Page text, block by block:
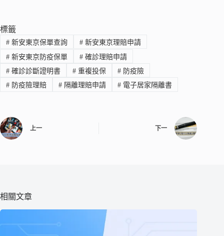
標籤
#新安東京保單查詢 #新安東京理賠申請
#新安東京防疫保單 #確診理賠申請
#確診診斷證明書 #重複投保 # 防疫險
#防疫險理賠 #隔離理賠申請 # 電子居家隔離書
上一 下一
相關文章